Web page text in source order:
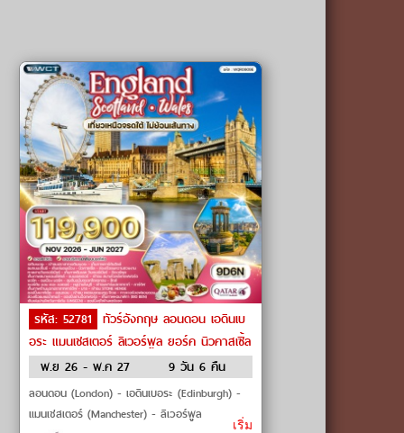
รหัส: 52781 ทัวร์อังกฤษ ลอนดอน เอดินเบ
อระ แมนเชสเตอร์ ลิเวอร์พูล ยอร์ค นิวคาสเซิ้ล
ลีดส์ คาร์ดิฟ บาธ by Qatar Airways
พ.ย 26 - พ.ค 27 9 วัน 6 คืน
ลอนดอน (London) - เอดินเบอระ (Edinburgh) -
แมนเชสเตอร์ (Manchester) - ลิเวอร์พูล
เริ่ม